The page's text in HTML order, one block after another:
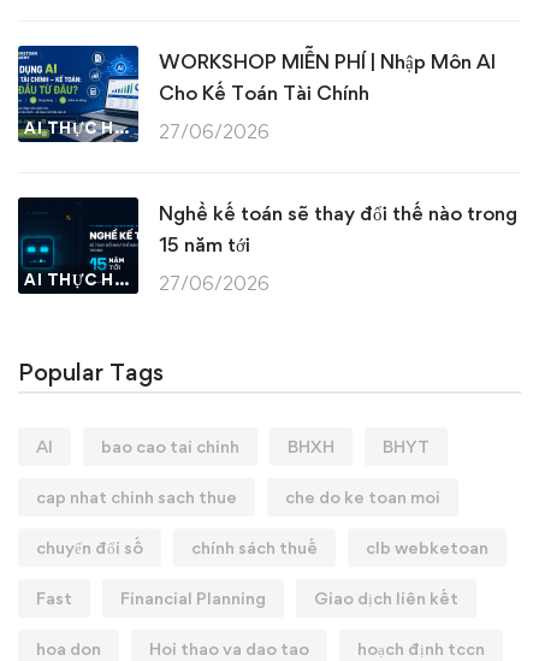
AI THỰC HÀNH
WORKSHOP MIỄN PHÍ | Nhập Môn AI
Cho Kế Toán Tài Chính
27/06/2026
AI THỰC HÀNH
Nghề kế toán sẽ thay đổi thế nào trong
15 năm tới
27/06/2026
Popular Tags
AI bao cao tai chinh BHXH BHYT
cap nhat chinh sach thue che do ke toan moi
chuyển đổi số chính sách thuế clb webketoan
Fast Financial Planning Giao dịch liên kết
hoa don Hoi thao va dao tao hoạch định tccn